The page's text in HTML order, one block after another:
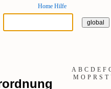
Home Hilfe
A B C D E F
M O P R S T